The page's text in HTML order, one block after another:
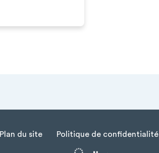
Plan du site Politique de confidentialité